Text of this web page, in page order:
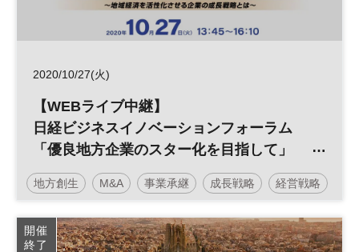
2020/10/27(火)
【WEBライブ中継】
日経ビジネスイノベーションフォーラム
「優良地方企業のスター化を目指して」
～地域経済を活性化させる企業の成長戦略
とは～
地方創生 M&A 事業承継 成長戦略 経営戦略
参加無料
開催
終了